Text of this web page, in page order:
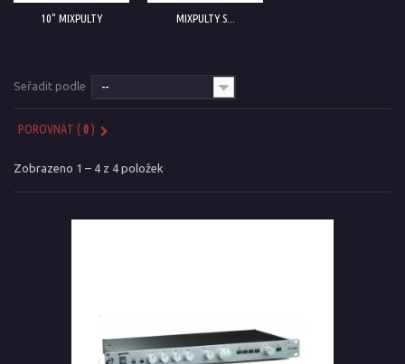
10" MIXPULTY MIXPULTY S...
Seřadit podle --
POROVNAT (0)
Zobrazeno 1 – 4 z 4 položek